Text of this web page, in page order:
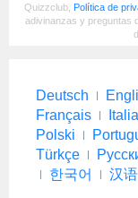
Quizzclub, Política de
adivinanzas y preguntas
Deutsch
Français
Polski
Türkçe
한국어
汉语